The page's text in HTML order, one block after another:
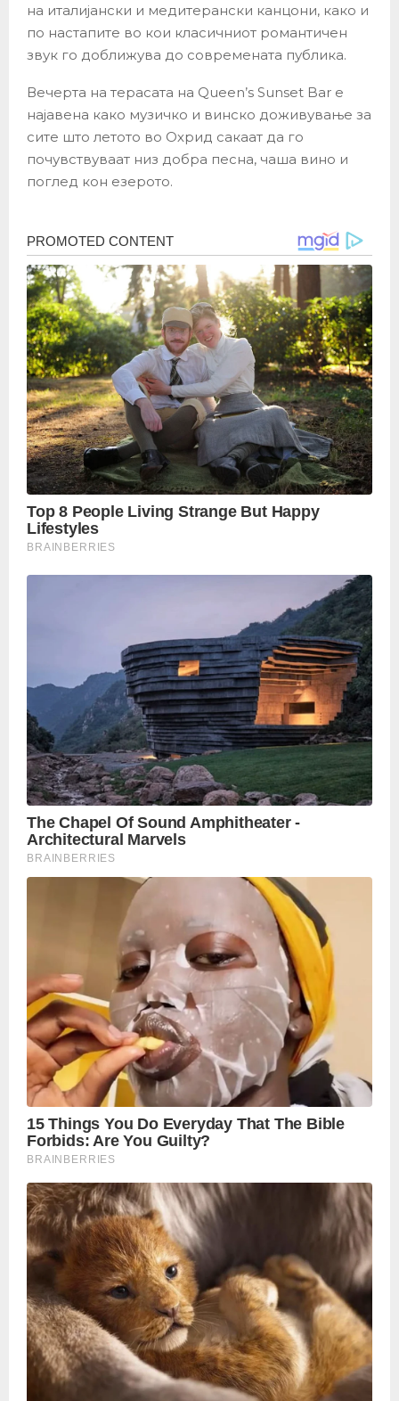
на италијански и медитерански канцони, како и
по настапите во кои класичниот романтичен
звук го доближува до современата публика.
Вечерта на терасата на Queen’s Sunset Bar е
најавена како музичко и винско доживување за
сите што летото во Охрид сакаат да го
почувствуваат низ добра песна, чаша вино и
поглед кон езерото.